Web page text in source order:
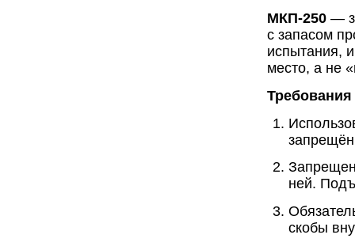
МКП-250 —
с запасом
испытания,
место, а не
ней.
скобы